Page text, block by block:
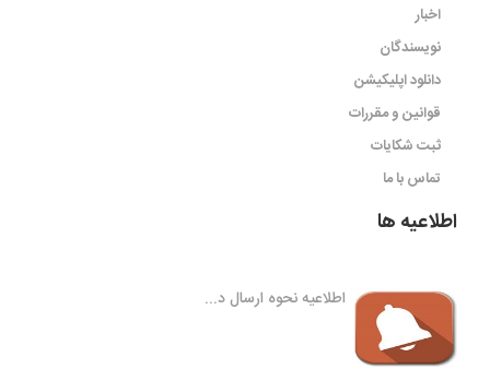
اخبار
نویسندگان
دانلود اپلیکیشن
قوانین و مقررات
ثبت شکایات
تماس با ما
اطلاعیه ها
اطلاعیه نحوه ارسال د...